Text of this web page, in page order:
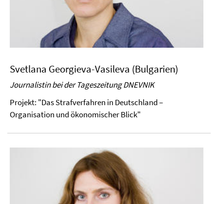
Svetlana Georgieva-Vasileva (Bulgarien)
Journalistin bei der Tageszeitung DNEVNIK
Projekt: "Das Strafverfahren in Deutschland –
Organisation und ökonomischer Blick"